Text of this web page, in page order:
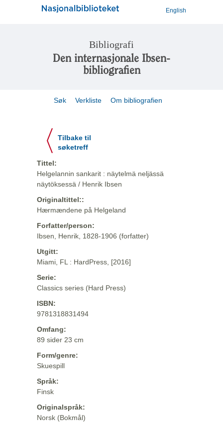
English
Bibliografi
Den internasjonale Ibsen-
bibliografien
Søk Verkliste Om bibliografien
Tilbake til
søketreff
Tittel:
Helgelannin sankarit : näytelmä neljässä
näytöksessä / Henrik Ibsen
Originaltittel::
Hærmændene på Helgeland
Forfatter/person:
Ibsen, Henrik, 1828-1906 (forfatter)
Utgitt:
Miami, FL : HardPress, [2016]
Serie:
Classics series (Hard Press)
ISBN:
9781318831494
Omfang:
89 sider 23 cm
Form/genre:
Skuespill
Språk:
Finsk
Originalspråk:
Norsk (Bokmål)